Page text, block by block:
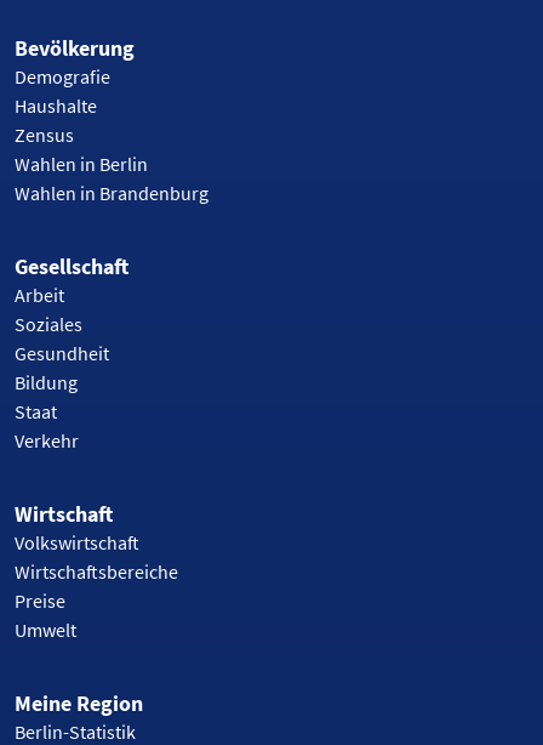
Bevölkerung
Demografie
Haushalte
Zensus
Wahlen in Berlin
Wahlen in Brandenburg
Gesellschaft
Arbeit
Soziales
Gesundheit
Bildung
Staat
Verkehr
Wirtschaft
Volkswirtschaft
Wirtschaftsbereiche
Preise
Umwelt
Meine Region
Berlin-Statistik